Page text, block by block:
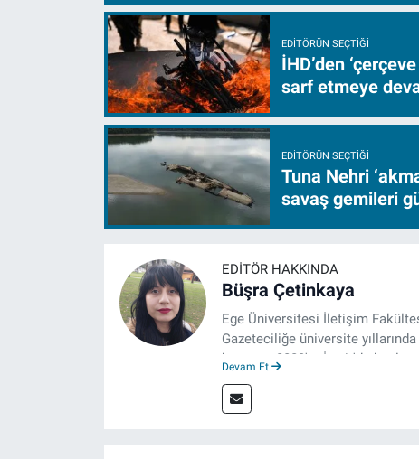
EDITÖRÜN SEÇTIĞI
İHD’den
sarf etmeye
EDITÖRÜN SEÇTIĞI
Tuna Nehri
savaş gemileri
EDITÖR HAKKINDA
Büşra Çetinkaya
Ege Üniversitesi İletişim
Gazeteciliğe üniversite
hayatına 2023'te İzmir'de
Devam Et